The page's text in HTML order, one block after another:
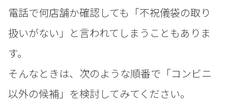
電話で何店舗か確認しても「不祝儀袋の取り
扱いがない」と言われてしまうこともありま
す。
そんなときは、次のような順番で「コンビニ
以外の候補」を検討してみてください。